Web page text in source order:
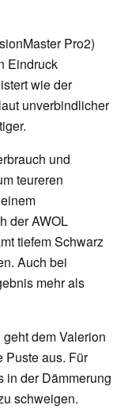
Pro2)
Eindruck
wie der
unverbindlicher
und
teureren
der AWOL
tiefem Schwarz
Auch bei
mehr als
dem Valerion
Puste aus. Für
in der Dämmerung
schweigen.